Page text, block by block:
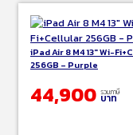
iPad Air 8 M4 13″ Wi-
256GB – Purple
44,900 รวมภาษี
บาท